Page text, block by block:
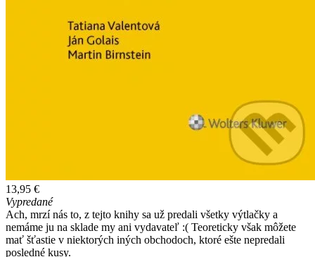
13,95 €
Vypredané
Ach, mrzí nás to, z tejto knihy sa už predali všetky výtlačky a
nemáme ju na sklade my ani vydavateľ :( Teoreticky však môžete
mať šťastie v niektorých iných obchodoch, ktoré ešte nepredali
posledné kusy.